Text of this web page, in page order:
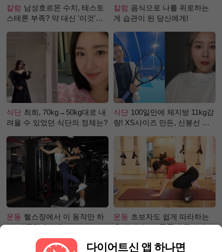
칼럼 남성호르몬 수치, 테스토
스테론 부족? 약 대신 '이것'으
칼럼 음식으로 나를 위로하는
게 습관이 된 당신에게!
식단 최희, 70kg→50kg대로 내
려올 수 있었던 식단의 정체는?
식단 100일만에 체지방 11kg감
량! XS사이즈 만든, 신봉선 식
운동 헬스장에서 이 동작만 하
면, 애플힙 완성?!
운동 초보자도 쉽게 따라하는
홈 필라테스 - 폼롤러 종아리 알
다이어트신 앱 하나면